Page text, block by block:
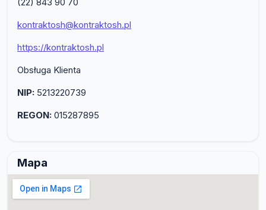
kontraktosh@kontraktosh.pl
https://kontraktosh.pl
Obsługa Klienta
NIP: 5213220739
REGON: 015287895
Mapa